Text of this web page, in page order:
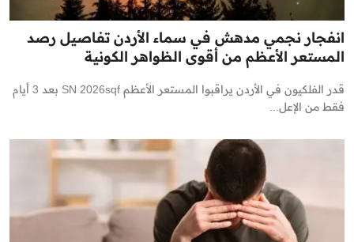
انفجار نجمي مدهش في سماء الأردن تفاصيل رصد
المستعر الأعظم من أقوى الظواهر الكونية
قدر الفلكيون في الأردن يراقبوا المستعر الأعظم SN 2026sqf بعد 3 أيام
فقط من الإعل...